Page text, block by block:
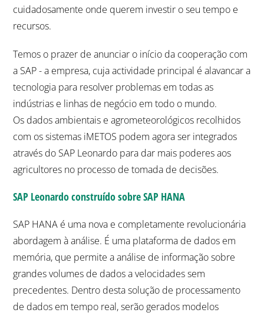
cuidadosamente onde querem investir o seu tempo e
recursos.
Temos o prazer de anunciar o início da cooperação com
a SAP - a empresa, cuja actividade principal é alavancar a
tecnologia para resolver problemas em todas as
indústrias e linhas de negócio em todo o mundo.
Os dados ambientais e agrometeorológicos recolhidos
com os sistemas iMETOS podem agora ser integrados
através do SAP Leonardo para dar mais poderes aos
agricultores no processo de tomada de decisões.
SAP Leonardo construído sobre SAP HANA
SAP HANA é uma nova e completamente revolucionária
abordagem à análise. É uma plataforma de dados em
memória, que permite a análise de informação sobre
grandes volumes de dados a velocidades sem
precedentes. Dentro desta solução de processamento
de dados em tempo real, serão gerados modelos